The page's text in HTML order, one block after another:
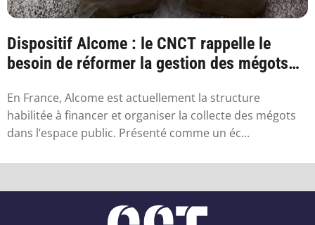
Dispositif Alcome : le CNCT rappelle le
besoin de réformer la gestion des mégots
En France, Alcome est actuellement la structure
habilitée à financer et organiser la collecte des mégots
dans l’espace public. Présenté comme un éc...